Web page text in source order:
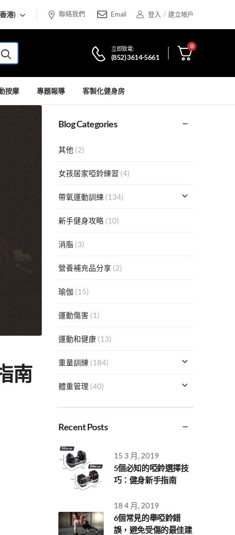
港) 聯絡我們 Email 登入 / 建立帳戶
立即致電:
(852) 3614-5661
0
按摩 專題報導 客製化健身房
南
Blog Categories
其他 (2)
女孩居家啞鈴練習 (4)
帶氧運動訓練 (134)
新手健身攻略(10)
消脂 (3)
營養補充品分享 (2)
瑜伽 (15)
運動傷害 (1)
運動和健康(13)
重量訓練 (184)
體重管理 (40)
Recent Posts
15 3 月, 2019
5個必知的啞鈴選擇技
巧：健身新手指南
18 4 月, 2019
6個常見的舉啞鈴錯
誤，避免受傷的最佳建